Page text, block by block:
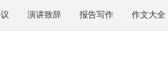
演讲致辞 报告写作 作文大全